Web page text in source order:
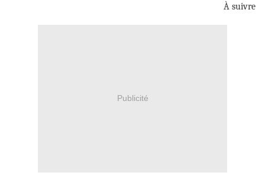
À suivre
Publicité